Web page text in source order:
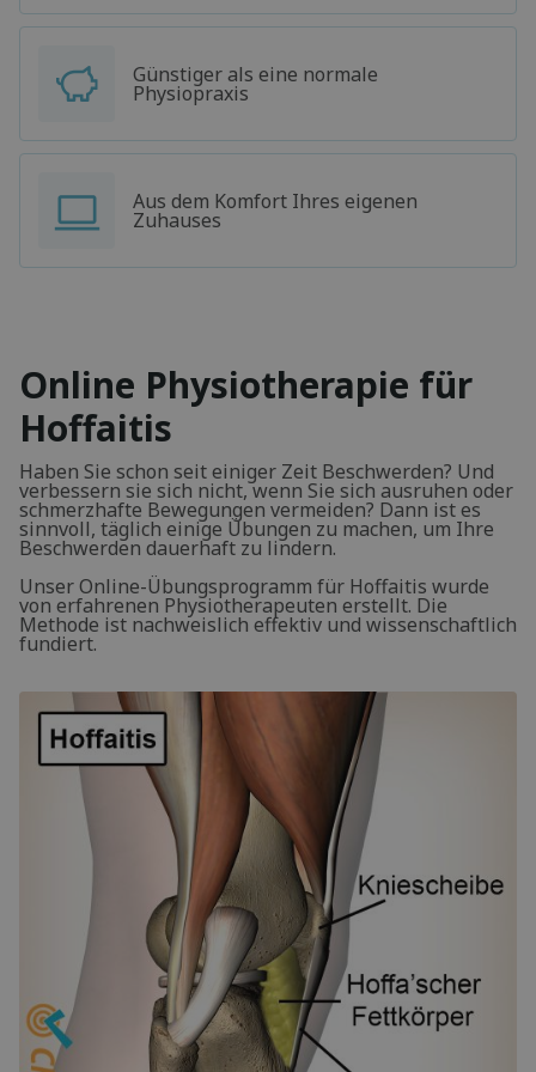
Günstiger als eine normale
Physiopraxis
Aus dem Komfort Ihres eigenen
Zuhauses
Online Physiotherapie für
Hoffaitis
Haben Sie schon seit einiger Zeit Beschwerden? Und
verbessern sie sich nicht, wenn Sie sich ausruhen oder
schmerzhafte Bewegungen vermeiden? Dann ist es
sinnvoll, täglich einige Übungen zu machen, um Ihre
Beschwerden dauerhaft zu lindern.
Unser Online-Übungsprogramm für Hoffaitis wurde
von erfahrenen Physiotherapeuten erstellt. Die
Methode ist nachweislich effektiv und wissenschaftlich
fundiert.